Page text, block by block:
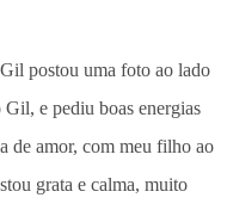
postou uma foto ao lado
e pediu boas energias
de amor, com meu filho ao
grata e calma, muito